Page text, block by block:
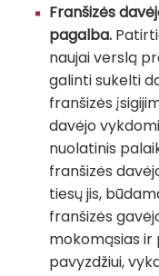
Franšizės
pagalba.
naujai verslą
galinti sukelti
franšizės
davėjo
nuolatinis
franšizės
tiesų jis,
franšizės
mokomąsias
pavyzdžiui,